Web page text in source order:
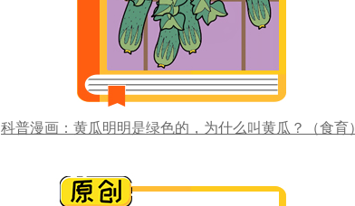
科普漫画：黄瓜明明是绿色的，为什么叫黄瓜？（食育）